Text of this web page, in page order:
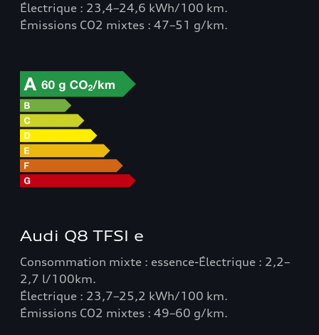
Électrique : 23,4–24,6 kWh/100 km.
Émissions CO2 mixtes : 47–51 g/km.
Audi Q8 TFSI e
Consommation mixte : essence-Électrique : 2,2–
2,7 l/100km.
Électrique : 23,7–25,2 kWh/100 km.
Émissions CO2 mixtes : 49–60 g/km.